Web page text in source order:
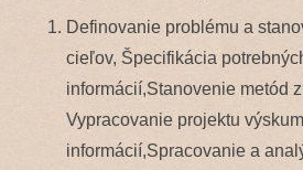
Definovanie problému a
cieľov, Špecifikácia
informácií,Stanovenie metód
Vypracovanie projektu
informácií,Spracovanie a